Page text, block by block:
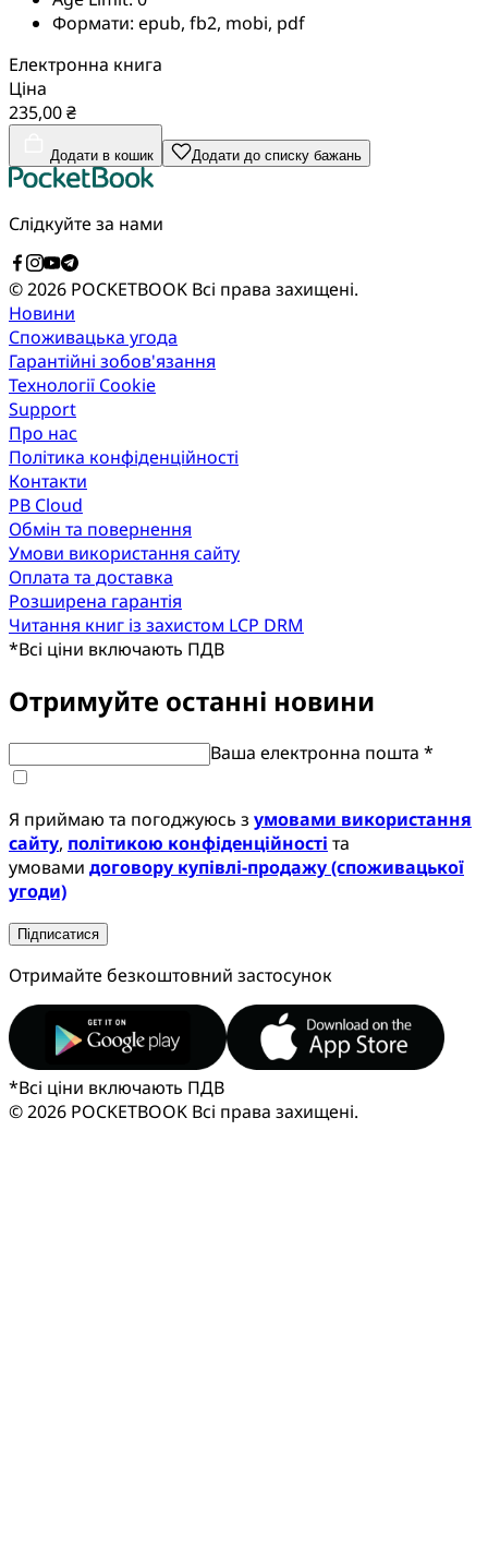
Формати: epub, fb2, mobi, pdf
Електронна книга
Ціна
235,00 ₴
Додати в кошик Додати до списку бажань
Слідкуйте за нами
© 2026 POCKETBOOK Всі права захищені.
Новини
Споживацька угода
Гарантійні зобов'язання
Технології Cookie
Support
Про нас
Політика конфіденційності
Контакти
PB Cloud
Обмін та повернення
Умови використання сайту
Оплата та доставка
Розширена гарантія
Читання книг із захистом LCP DRM
*Всі ціни включають ПДВ
Отримуйте останні новини
Ваша електронна пошта *
Я приймаю та погоджуюсь з умовами використання
сайту, політикою конфіденційності та
умовами договору купівлі-продажу (споживацької
угоди)
Підписатися
Отримайте безкоштовний застосунок
*Всі ціни включають ПДВ
© 2026 POCKETBOOK Всі права захищені.